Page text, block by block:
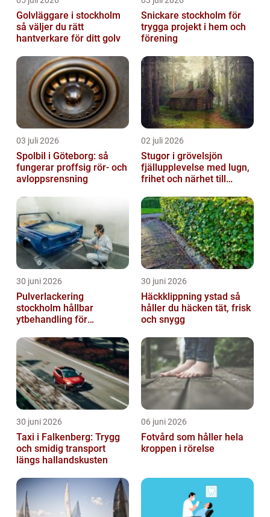
Golvläggare i stockholm
så väljer du rätt
hantverkare för ditt golv
Snickare stockholm för
trygga projekt i hem och
förening
03 juli 2026
Spolbil i Göteborg: så
fungerar proffsig rör- och
avloppsrensning
02 juli 2026
Stugor i grövelsjön
fjällupplevelse med lugn,
frihet och närhet till
30 juni 2026
Pulverlackering
stockholm hållbar
ytbehandling för
30 juni 2026
Häckklippning ystad så
håller du häcken tät, frisk
och snygg
30 juni 2026
Taxi i Falkenberg: Trygg
och smidig transport
längs hallandskusten
06 juni 2026
Fotvård som håller hela
kroppen i rörelse